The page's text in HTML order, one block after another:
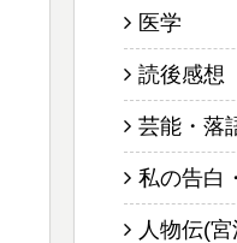
医学
読後感想
芸能・落
私の告白
人物伝(